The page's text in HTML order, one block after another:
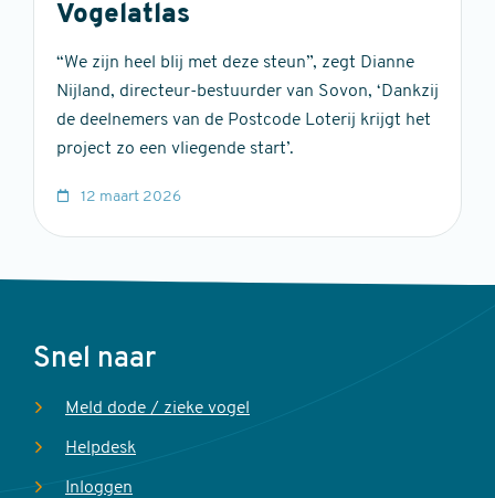
Vogelatlas
“We zijn heel blij met deze steun”, zegt Dianne
Nijland, directeur-bestuurder van Sovon, ‘Dankzij
de deelnemers van de Postcode Loterij krijgt het
project zo een vliegende start’.
12 maart 2026
Voet
Snel naar
Meld dode / zieke vogel
Helpdesk
Inloggen